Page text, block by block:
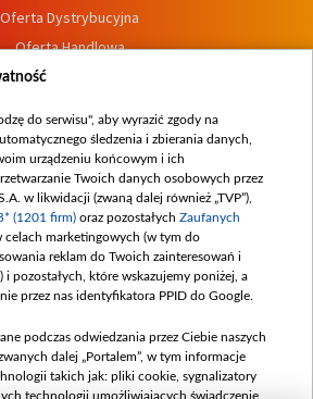
Oferta Dystrybucyjna
Oferta Handlowa
Dostępność
zgłoszeń wewnętrznych
do serwisu", aby wyrazić zgody na
śledzenia i zbierania danych,
urządzeniu końcowym i ich
Twoich danych osobowych przez
w likwidacji (zwaną dalej również „TVP”),
(1201 firm) oraz pozostałych Zaufanych
celach marketingowych (w tym do
reklam do Twoich zainteresowań i
i pozostałych, które wskazujemy poniżej, a
przez nas identyfikatora PPID do Google.
podczas odwiedzania przez Ciebie naszych
dalej „Portalem”, w tym informacje
takich jak: pliki cookie, sygnalizatory
technologii umożliwiających świadczenie